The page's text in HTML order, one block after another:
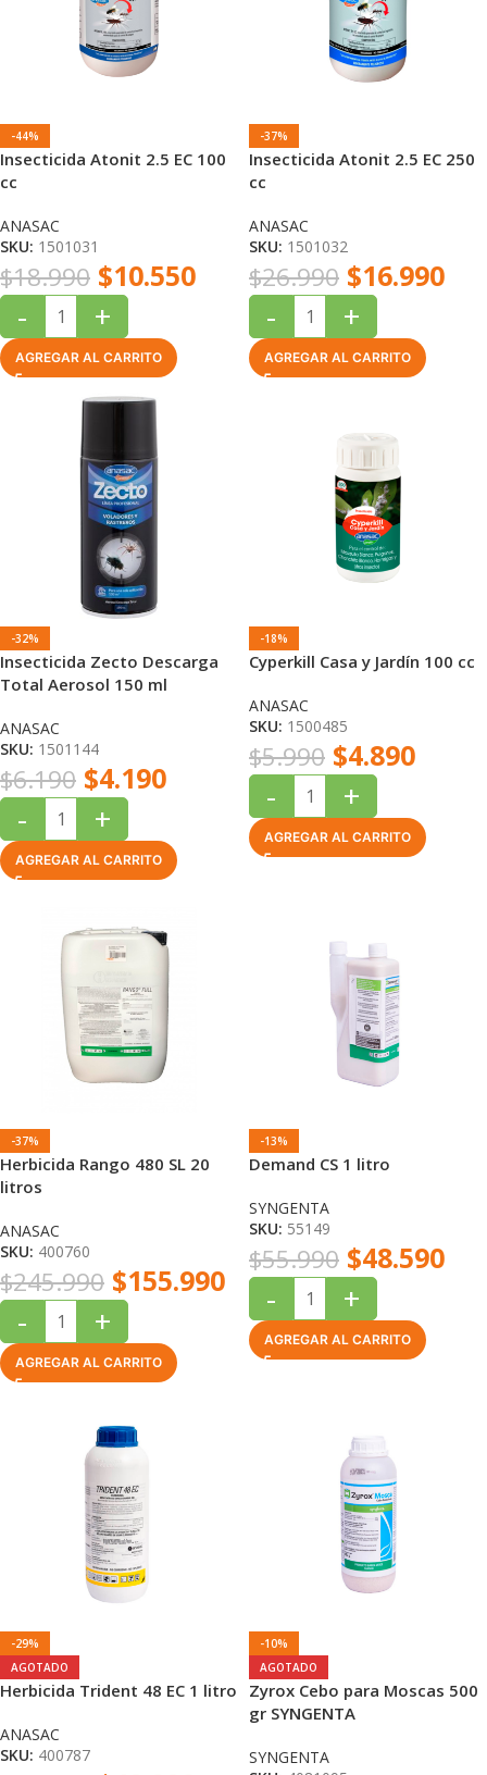
-44%
Insecticida Atonit 2.5 EC 100
cc
ANASAC
SKU: 1501031
$18.990 $10.550
- +
AGREGAR AL CARRITO
-37%
Insecticida Atonit 2.5 EC 250
cc
ANASAC
SKU: 1501032
$26.990 $16.990
- +
AGREGAR AL CARRITO
-32%
Insecticida Zecto Descarga
Total Aerosol 150 ml
ANASAC
SKU: 1501144
$6.190 $4.190
- +
AGREGAR AL CARRITO
-18%
Cyperkill Casa y Jardín 100 cc
ANASAC
SKU: 1500485
$5.990 $4.890
- +
AGREGAR AL CARRITO
-37%
Herbicida Rango 480 SL 20
litros
ANASAC
SKU: 400760
$245.990 $155.990
- +
AGREGAR AL CARRITO
-13%
Demand CS 1 litro
SYNGENTA
SKU: 55149
$55.990 $48.590
- +
AGREGAR AL CARRITO
-29%
AGOTADO
Herbicida Trident 48 EC 1 litro
ANASAC
SKU: 400787
-10%
AGOTADO
Zyrox Cebo para Moscas 500
gr SYNGENTA
SYNGENTA